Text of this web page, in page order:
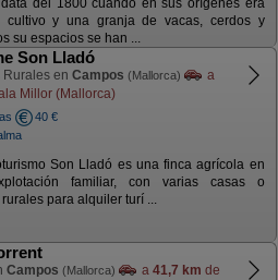
cultivo y una granja de vacas, cerdos y
su espacios se han ...
Son Lladó
en Campos (Mallorca)
a
Millor (Mallorca)
40 €
Son Lladó es una finca agrícola en
familiar, con varias casas o
para alquiler turí ...
Campos (Mallorca) a 41,7 km de